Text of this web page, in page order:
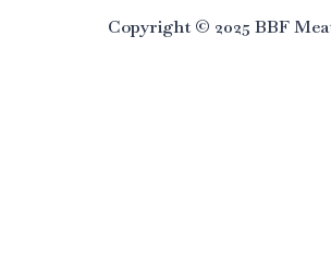
Copyright © 2025 BBF